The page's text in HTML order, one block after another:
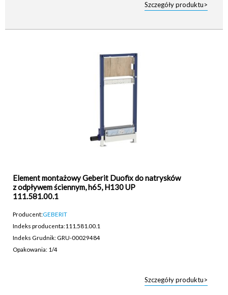
Szczegóły produktu>
Element montażowy Geberit Duofix do natrysków
z odpływem ściennym, h65, H130 UP
111.581.00.1
Producent:GEBERIT
Indeks producenta:111.581.00.1
Indeks Grudnik: GRU-00029484
Opakowania: 1/4
Szczegóły produktu>